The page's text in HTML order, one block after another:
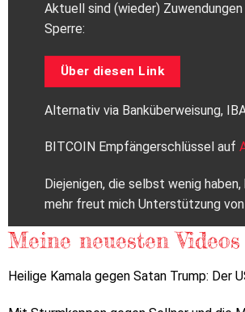
Aktuell sind (wieder)
Sperre:
Über diesen Link
Alternativ via Banküberweisung,
BITCOIN Empfängerschlüssel auf
Diejenigen, die selbst wenig
mehr freut mich Unterstützung
Meine neuesten
Heilige Kamala gegen Satan Trump: Der